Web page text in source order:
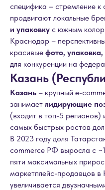
специфика – стремление
продвигают локальные
и упаковку с южным
Краснодар –
красивые фото,
для конкуренции на
Казань
Казань – крупный e-
занимает лидирующие
(входит в топ-5 регионов)
самых быстрых ростов
В 2023 году доля
commerce РФ выросла с
пяти максимальных
маркетплейс-продавцов в
увеличивается